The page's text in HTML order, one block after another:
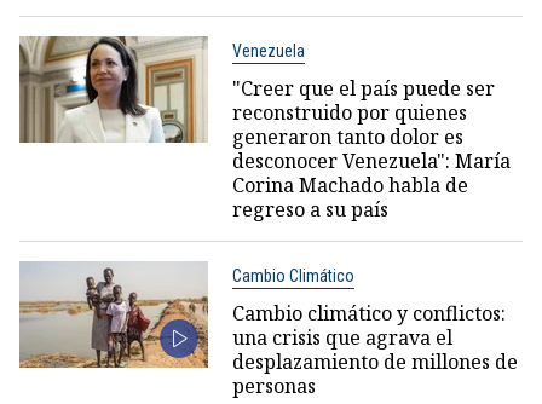
Venezuela
"Creer que el país puede ser
reconstruido por quienes
generaron tanto dolor es
desconocer Venezuela": María
Corina Machado habla de
regreso a su país
Cambio Climático
Cambio climático y conflictos:
una crisis que agrava el
desplazamiento de millones de
personas